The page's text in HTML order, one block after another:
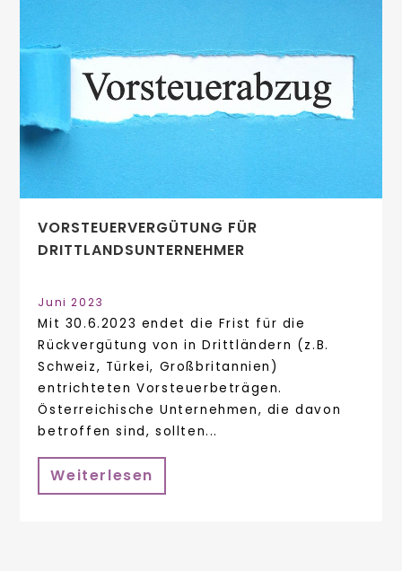
VORSTEUERVERGÜTUNG FÜR
DRITTLANDSUNTERNEHMER
Juni 2023
Mit 30.6.2023 endet die Frist für die
Rückvergütung von in Drittländern (z.B.
Schweiz, Türkei, Großbritannien)
entrichteten Vorsteuerbeträgen.
Österreichische Unternehmen, die davon
betroffen sind, sollten...
Weiterlesen